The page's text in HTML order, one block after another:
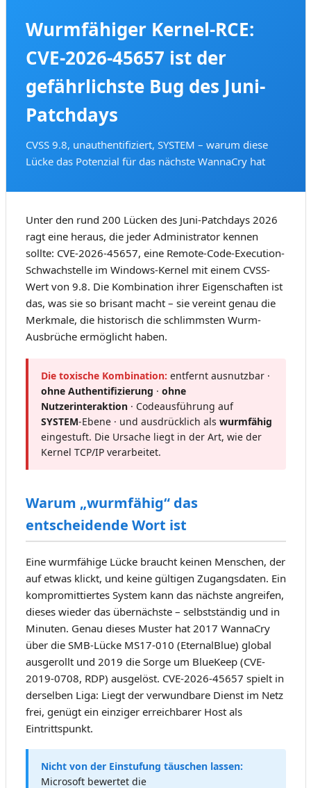
Wurmfähiger Kernel-RCE:
CVE-2026-45657 ist der
gefährlichste Bug des Juni-
Patchdays
CVSS 9.8, unauthentifiziert, SYSTEM – warum diese
Lücke das Potenzial für das nächste WannaCry hat
Unter den rund 200 Lücken des Juni-Patchdays 2026
ragt eine heraus, die jeder Administrator kennen
sollte: CVE-2026-45657, eine Remote-Code-Execution-
Schwachstelle im Windows-Kernel mit einem CVSS-
Wert von 9.8. Die Kombination ihrer Eigenschaften ist
das, was sie so brisant macht – sie vereint genau die
Merkmale, die historisch die schlimmsten Wurm-
Ausbrüche ermöglicht haben.
Die toxische Kombination: entfernt ausnutzbar ·
ohne Authentifizierung · ohne
Nutzerinteraktion · Codeausführung auf
SYSTEM-Ebene · und ausdrücklich als wurmfähig
eingestuft. Die Ursache liegt in der Art, wie der
Kernel TCP/IP verarbeitet.
Warum „wurmfähig“ das
entscheidende Wort ist
Eine wurmfähige Lücke braucht keinen Menschen, der
auf etwas klickt, und keine gültigen Zugangsdaten. Ein
kompromittiertes System kann das nächste angreifen,
dieses wieder das übernächste – selbstständig und in
Minuten. Genau dieses Muster hat 2017 WannaCry
über die SMB-Lücke MS17-010 (EternalBlue) global
ausgerollt und 2019 die Sorge um BlueKeep (CVE-
2019-0708, RDP) ausgelöst. CVE-2026-45657 spielt in
derselben Liga: Liegt der verwundbare Dienst im Netz
frei, genügt ein einziger erreichbarer Host als
Eintrittspunkt.
Nicht von der Einstufung täuschen lassen:
Microsoft bewertet die